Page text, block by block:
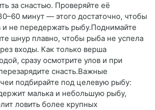
за снастью. Проверяйте её
минут — этого достаточно, чтобы
и не передержать рыбу.Поднимайте
шнур плавно, чтобы рыба не успела
входы. Как только верша
сразу осмотрите улов и при
снасть.Важные
подбирайте под целевую рыбу:
малька и небольшую рыбу,
ловить более крупных